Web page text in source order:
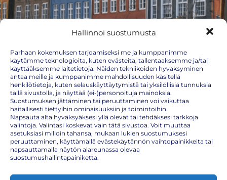
Hallinnoi suostumusta
Parhaan kokemuksen tarjoamiseksi me ja kumppanimme
käytämme teknologioita, kuten evästeitä, tallentaaksemme ja/tai
käyttääksemme laitetietoja. Näiden tekniikoiden hyväksyminen
antaa meille ja kumppanimme mahdollisuuden käsitellä
henkilötietoja, kuten selauskäyttäytymistä tai yksilöllisiä tunnuksia
tällä sivustolla, ja näyttää (ei-)personoituja mainoksia.
Suostumuksen jättäminen tai peruuttaminen voi vaikuttaa
haitallisesti tiettyihin ominaisuuksiin ja toimintoihin.
Napsauta alta hyväksyäksesi yllä olevat tai tehdäksesi tarkkoja
valintoja. Valintasi koskevat vain tätä sivustoa. Voit muuttaa
asetuksiasi milloin tahansa, mukaan lukien suostumuksesi
peruuttaminen, käyttämällä evästekäytännön vaihtopainikkeita tai
napsauttamalla näytön alareunassa olevaa
suostumushallintapainiketta.